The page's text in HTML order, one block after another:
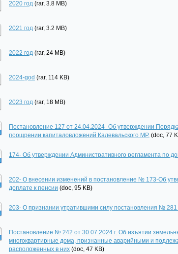
2020 год (rar, 3.8 MB)
2021 год (rar, 3.2 MB)
2022 год (rar, 24 MB)
2024-god (rar, 114 KB)
2023 год (rar, 18 MB)
Постановление 127 от 24.04.2024_Об утверждении
поощрении капиталовложений Калевальского МР. (doc, 77
174- Об утверждении Административного регламента по
202- О внесении изменений в постановление № 173-Об
доплате к пенсии (doc, 95 KB)
203- О признании утратившими силу постановления №
Постановление № 242 от 30.07.2024 г. Об изъятии
многоквартирные дома, признанные аварийными и
расположенных в них (doc, 47 KB)